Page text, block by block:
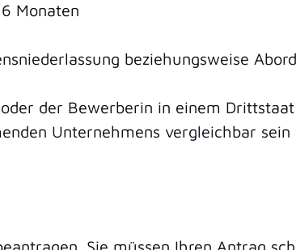
Monaten
beziehungsweise
der Bewerberin in einem Drittstaat
Unternehmens vergleichbar sein